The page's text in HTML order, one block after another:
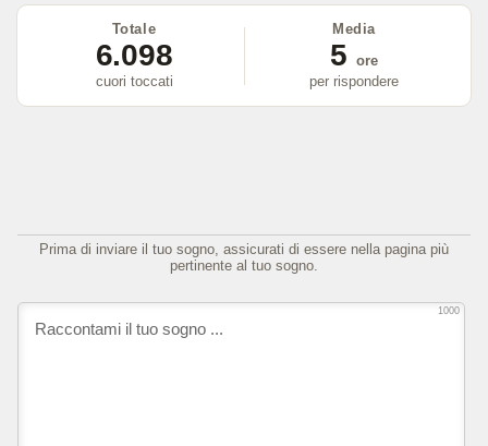
Totale
6.098
cuori toccati
Media
5 ore
per rispondere
Prima di inviare il tuo sogno, assicurati di essere nella pagina più
pertinente al tuo sogno.
1000